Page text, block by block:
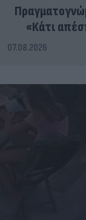
«Κάτι
07.08.2026